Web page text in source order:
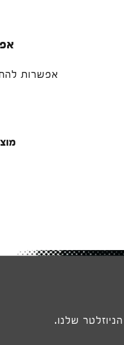
*שימו לב,
אפשרות להחזרת
שלנו.